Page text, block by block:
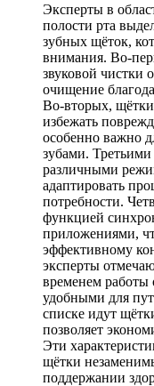
Эксперты в
полости рта
зубных щёток,
внимания. Во-
звуковой чистки
очищение
Во-вторых,
избежать
особенно важно
зубами. Третьими
различными
адаптировать
потребности.
функцией
приложениями,
эффективному
эксперты
временем работы
удобными для
списке идут
позволяет
Эти
щётки
поддержании